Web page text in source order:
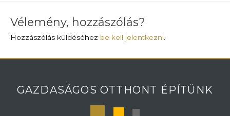
Vélemény, hozzászólás?
Hozzászólás küldéséhez be kell jelentkezni.
GAZDASÁGOS OTTHONT ÉPÍTÜNK